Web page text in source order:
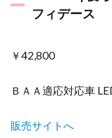
フィデース
￥42,800
ＢＡＡ適応対応車
販売サイトへ